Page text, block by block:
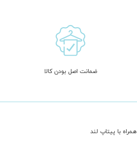
ضمانت اصل بودن کالا
همراه با پیتاپ لند